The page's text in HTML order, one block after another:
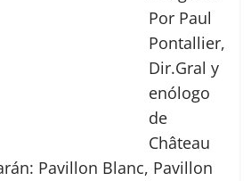
Por Paul
Pontallier,
Dir.Gral y
enólogo
de
Château
Pavillon Blanc, Pavillon